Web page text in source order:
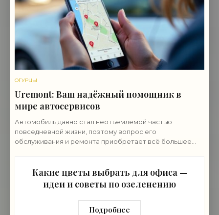
ОГУРЦЫ
Uremont: Ваш надёжный помощник в
мире автосервисов
Автомобиль давно стал неотъемлемой частью
повседневной жизни, поэтому вопрос его
обслуживания и ремонта приобретает всё большее
Какие цветы выбрать для офиса —
идеи и советы по озеленению
Подробнее